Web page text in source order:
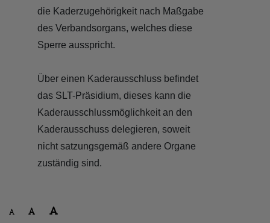
die Kaderzugehörigkeit nach Maßgabe
des Verbandsorgans, welches diese
Sperre ausspricht.
Über einen Kaderausschluss befindet
das SLT-Präsidium, dieses kann die
Kaderausschlussmöglichkeit an den
Kaderausschuss delegieren, soweit
nicht satzungsgemäß andere Organe
zuständig sind.